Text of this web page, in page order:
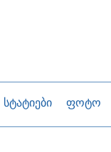
სტატიები ფოტო